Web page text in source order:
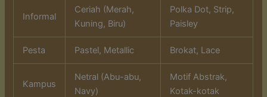
Informal
Ceriah (Merah,
Kuning, Biru)
Polka Dot, Strip,
Paisley
Pesta Pastel, Metallic Brokat, Lace
Kampus
Netral (Abu-abu,
Navy)
Motif Abstrak,
Kotak-kotak